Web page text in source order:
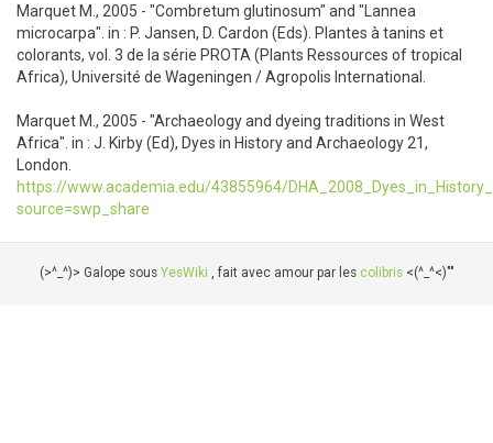
Marquet M., 2005 - "Combretum glutinosum" and "Lannea
microcarpa". in : P. Jansen, D. Cardon (Eds). Plantes à tanins et
colorants, vol. 3 de la série PROTA (Plants Ressources of tropical
Africa), Université de Wageningen / Agropolis International.
Marquet M., 2005 - "Archaeology and dyeing traditions in West
Africa". in : J. Kirby (Ed), Dyes in History and Archaeology 21,
London.
https://www.academia.edu/43855964/
source=swp_share
(>^_^)> Galope sous YesWiki , fait avec amour par les colibris<(^_^<)""